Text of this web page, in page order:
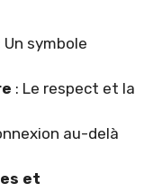
Un symbole
: Le respect et la
au-delà
et